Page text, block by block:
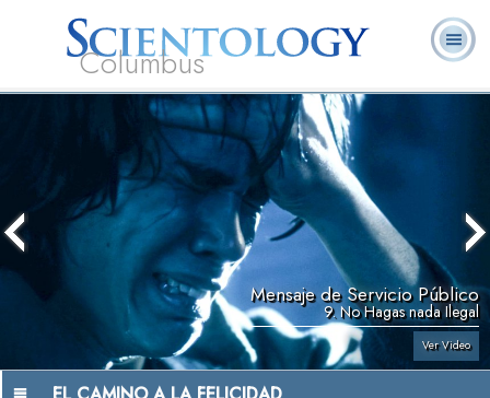
Columbus
¿Qué es
Scientology?
Ministros
Voluntarios
Preguntas
Frecuentes
Mensaje de Servicio Público
9. No Hagas nada Ilegal
Ver Video